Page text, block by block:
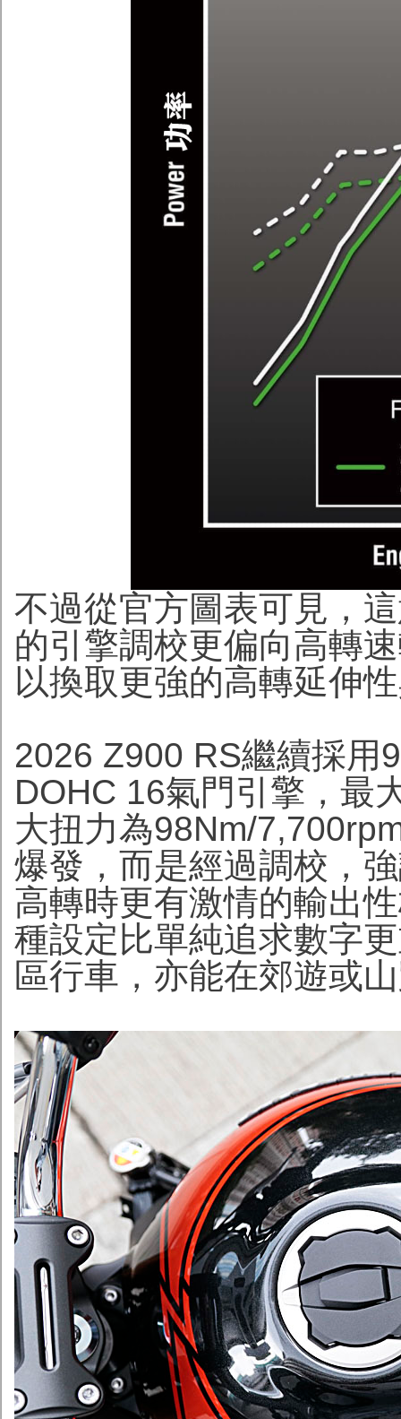
不過從官方圖表可見，
的引擎調校更偏向高轉
以換取更強的高轉延伸
2026 Z900 RS繼續採用
DOHC 16氣門引擎，最
大扭力為98Nm/
爆發，而是經過調校，
高轉時更有激情的輸出
種設定比單純追求數字
區行車，亦能在郊遊或